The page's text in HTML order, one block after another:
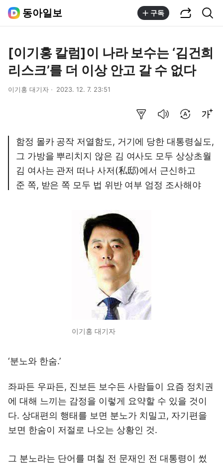
동아일보 구독
[이기홍 칼럼]이 나라 보수는 ‘김건희
리스크’를 더 이상 안고 갈 수 없다
이기홍 대기자 2023. 12. 7. 23:51
함정 몰카 공작 저열함도, 거기에 당한 대통령실도,
그 가방을 뿌리치지 않은 김 여사도 모두 상상초월
김 여사는 관저 떠나 사저(私邸)에서 근신하고
준 쪽, 받은 쪽 모두 법 위반 여부 엄정 조사해야
이기홍 대기자
‘분노와 한숨.’
좌파든 우파든, 진보든 보수든 사람들이 요즘 정치권
에 대해 느끼는 감정을 이렇게 요약할 수 있을 것이
다. 상대편의 행태를 보면 분노가 치밀고, 자기편을
보면 한숨이 저절로 나오는 상황인 것.
그 분노라는 단어를 며칠 전 문재인 전 대통령이 썼